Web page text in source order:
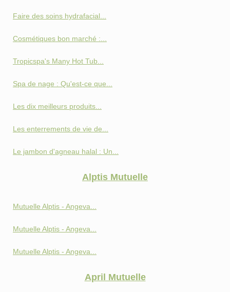
Faire des soins hydrafacial...
Cosmétiques bon marché :...
Tropicspa's Many Hot Tub...
Spa de nage : Qu'est-ce que...
Les dix meilleurs produits...
Les enterrements de vie de...
Le jambon d'agneau halal : Un...
Alptis Mutuelle
Mutuelle Alptis - Angeva...
Mutuelle Alptis - Angeva...
Mutuelle Alptis - Angeva...
April Mutuelle